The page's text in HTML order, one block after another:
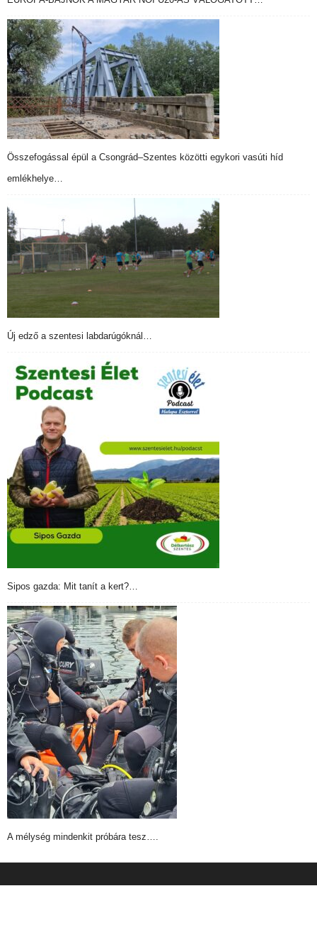
Összefogással épül a Csongrád–Szentes közötti egykori vasúti híd
emlékhelye…
Új edző a szentesi labdarúgóknál…
Sipos gazda: Mit tanít a kert?…
A mélység mindenkit próbára tesz….